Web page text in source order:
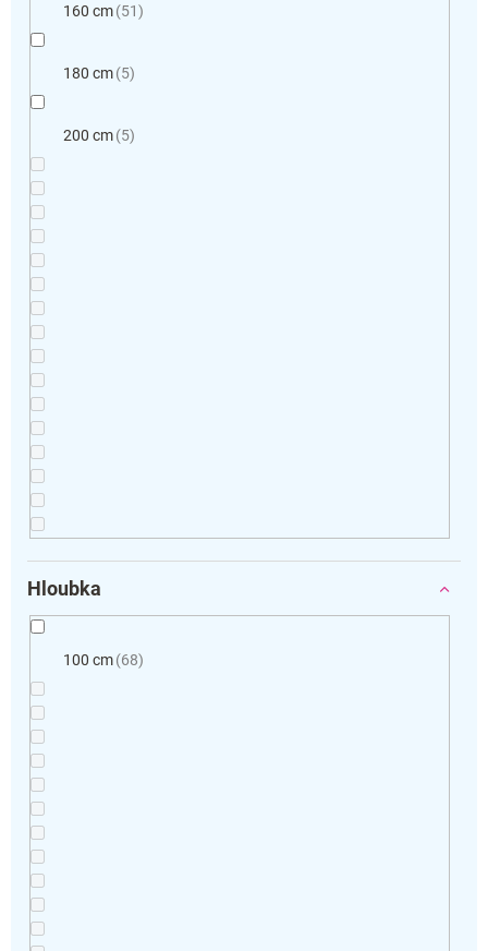
160 cm 51
180 cm 5
200 cm 5
Hloubka
100 cm 68